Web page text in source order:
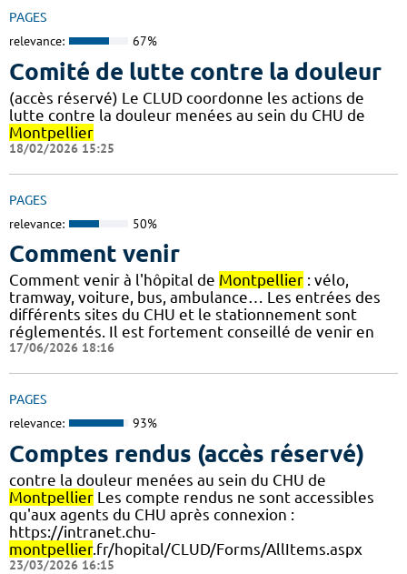
PAGES
relevance: 67%
Comité de lutte contre la douleur
(accès réservé) Le CLUD coordonne les actions de
lutte contre la douleur menées au sein du CHU de
Montpellier
18/02/2026 15:25
PAGES
relevance: 50%
Comment venir
Comment venir à l'hôpital de Montpellier : vélo,
tramway, voiture, bus, ambulance… Les entrées des
différents sites du CHU et le stationnement sont
réglementés. Il est fortement conseillé de venir en
17/06/2026 18:16
PAGES
relevance: 93%
Comptes rendus (accès réservé)
contre la douleur menées au sein du CHU de
Montpellier Les compte rendus ne sont accessibles
qu'aux agents du CHU après connexion :
https://intranet.chu-
montpellier.fr/hopital/CLUD/Forms/AllItems.aspx
23/03/2026 16:15